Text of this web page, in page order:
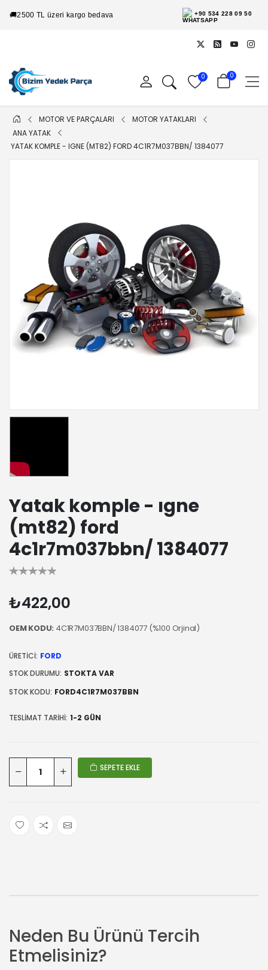
🚚2500 TL üzeri kargo bedava +90 534 228 09 50
0 0
MOTOR VE PARÇALARI
MOTOR YATAKLARI
ANA YATAK
YATAK KOMPLE - IGNE (MT82) FORD 4C1R7M037BBN/ 1384077
Yatak komple - ıgne
(mt82) ford
4c1r7m037bbn/ 1384077
₺422,00
OEM KODU: 4C1R7M037BBN/ 1384077 (%100 Orjinal)
ÜRETICI: FORD
STOK DURUMU: STOKTA VAR
STOK KODU: FORD4C1R7M037BBN
TESLIMAT TARIHI: 1-2 GÜN
SEPETE EKLE
Neden Bu Ürünü Tercih
Etmelisiniz?